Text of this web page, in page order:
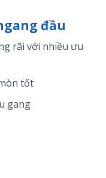
đầu
rãi với nhiều ưu
tốt
gang